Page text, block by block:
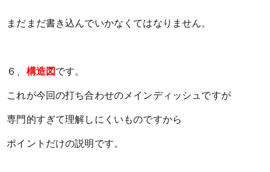
まだまだ書き込んでいかなくてはなりません。
６、 構造図です。
これが今回の打ち合わせのメインディッシュですが
専門的すぎて理解しにくいものですから
ポイントだけの説明です。